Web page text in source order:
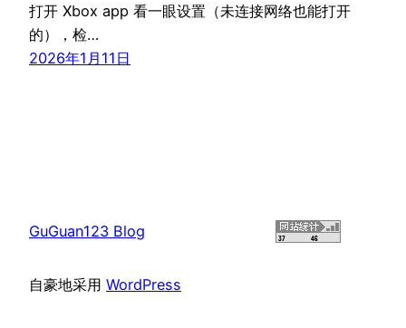
打开 Xbox app 看一眼设置（未连接网络也能打开
的），检…
2026年1月11日
GuGuan123 Blog
自豪地采用 WordPress